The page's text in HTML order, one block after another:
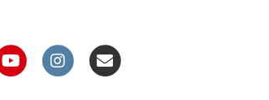
YoutubeInstagram